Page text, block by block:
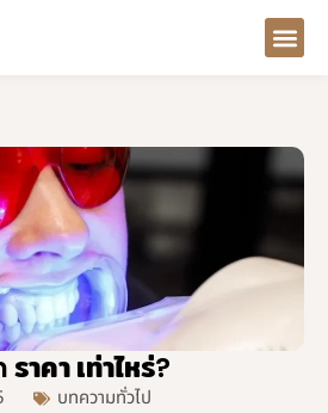
คา เท่าไหร่?
บทความทั่วไป